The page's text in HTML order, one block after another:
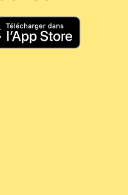
dépassez les 60
à travailler pour
consignes et vous